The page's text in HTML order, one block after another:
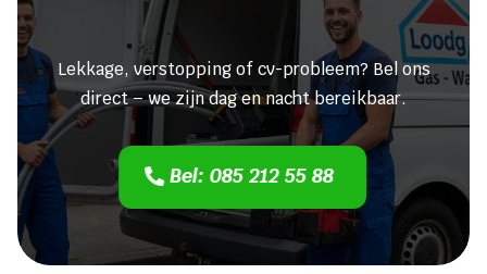
verstopping?
Lekkage, verstopping of cv-probleem? Bel ons
direct – we zijn dag en nacht bereikbaar.
Bel: 085 212 55 88